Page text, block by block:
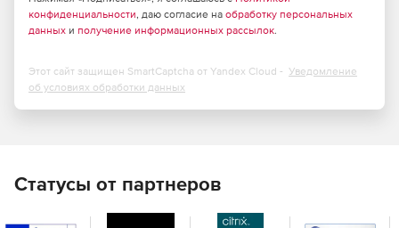
Основные преимущества
Единая база электронных документов, удобный поиск
и согласование документации. Электронный документ
в формате XPS с защитой от внесения изменений.
и результатов.
Анализ данных, отчетность.
конфиденциальности, даю согласие на обработку персональных
данных и получение информационных рассылок.
Этот сайт защищен SmartCaptcha от Yandex Cloud - Уведомление
об условиях обработки данных
Статусы от партнеров